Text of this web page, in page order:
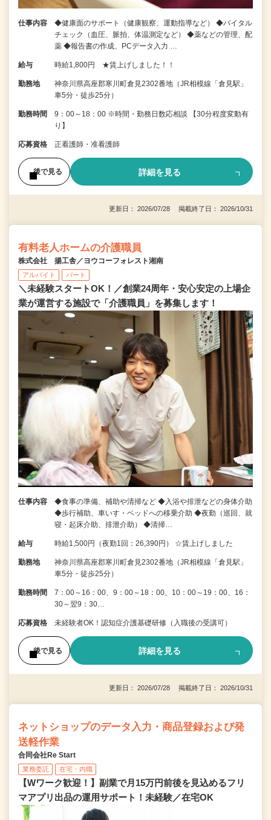
仕事内容
◆健康面のサポート（健康観察、運動指導など） ◆バイタル
チェック（血圧、脈拍、体温測定など） ◆薬などの管理、配
薬 ◆報告書の作成、PCデータ入力 …
給与 時給1,800円 ★賃上げしました！！
勤務地
神奈川県高座郡寒川町倉見2302番地（JR相模線「倉見駅」
車5分・徒歩25分）
勤務時間
9：00～18：00 ※時間・勤務日数応相談 【30分程度変動有
り】
応募資格 正看護師・准看護師
後で見る 詳細を見る
更新日： 2026/07/28 掲載終了日： 2026/10/31
有料老人ホームの介護職員
株式会社 揚工舎／ヨウコーフォレスト湘南
アルバイト パート
＼未経験スタートOK！／創業24周年・安心安定の上場企
業が運営する施設で「介護職員」を募集します！
仕事内容
◆食事の準備、補助や清掃など ◆入浴や排泄などの身体介助
◆歩行補助、車いす・ベッドへの移乗介助 ◆夜勤（巡回、就
寝・起床介助、排泄介助） ◆清掃…
給与 時給1,500円（夜勤1回：26,390円） ☆賃上げしました
勤務地
神奈川県高座郡寒川町倉見2302番地（JR相模線「倉見駅」
車5分・徒歩25分）
勤務時間
7：00～16：00、9：00～18：00、10：00～19：00、16：
30～翌9：30…
応募資格 未経験者OK！認知症介護基礎研修（入職後の受講可）
後で見る 詳細を見る
更新日： 2026/07/28 掲載終了日： 2026/10/31
ネットショップのデータ入力・商品登録および発
送軽作業
合同会社Re Start
業務委託 在宅・内職
【Wワーク歓迎！】副業で月15万円前後を見込めるフリ
マアプリ出品の運用サポート！未経験／在宅OK